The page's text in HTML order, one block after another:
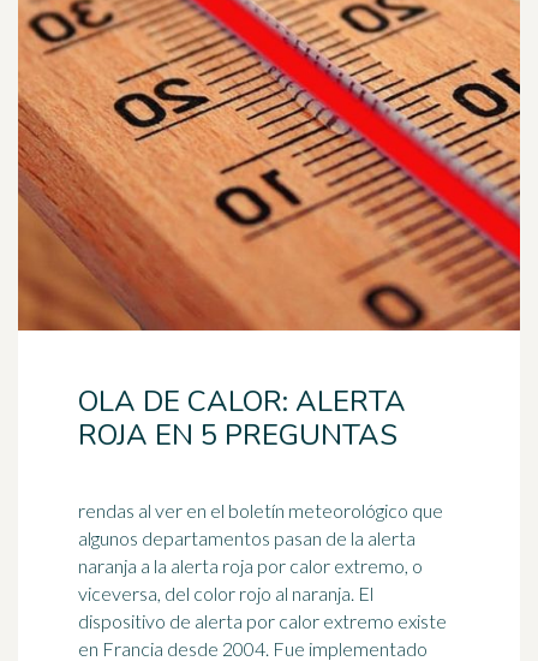
OLA DE CALOR: ALERTA
ROJA EN 5 PREGUNTAS
rendas al ver en el boletín meteorológico que
algunos departamentos pasan de la alerta
naranja a la alerta roja por calor extremo, o
viceversa, del color rojo al naranja. El
dispositivo de alerta por calor extremo existe
en Francia desde 2004. Fue implementado